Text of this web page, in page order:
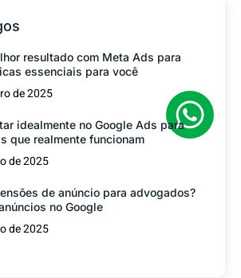
resultado com Meta Ads para
essenciais para você
de 2025
idealmente no Google Ads para
que realmente funcionam
de 2025
de anúncio para advogados?
no Google
de 2025